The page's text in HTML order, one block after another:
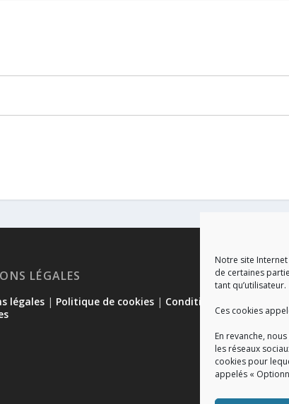
Notre site
de certaines
tant qu’utilisateur.
Ces cookies
En revanche,
les réseaux
cookies pour
appelés «
LÉGALES
légales | Politique de cookies | Conditions